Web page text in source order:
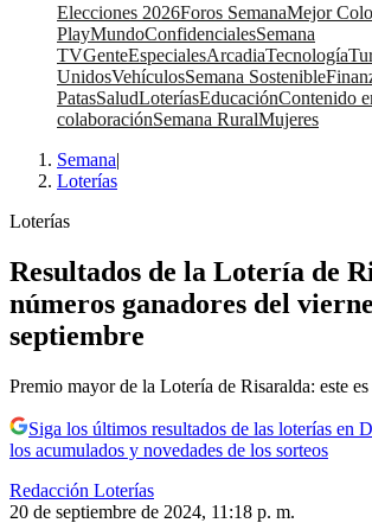
Elecciones 2026Foros SemanaMejor
PlayMundoConfidencialesSemana
TVGenteEspecialesArcadiaTecnología
UnidosVehículosSemana Sostenible
PatasSaludLoteríasEducaciónContenido
colaboraciónSemana RuralMujeres
Semana|
Loterías
Loterías
Resultados de la Lotería de
números ganadores del
septiembre
Premio mayor de la Lotería de Risaralda: este
Siga los últimos resultados de las loterías en
los acumulados y novedades de los sorteos
Redacción Loterías
20 de septiembre de 2024, 11:18 p. m.